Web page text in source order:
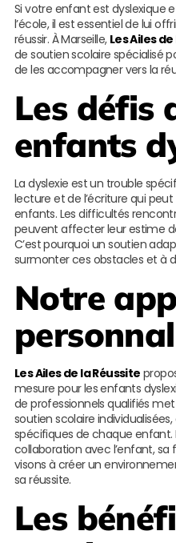
Si votre enfant est dyslexique
l’école, il est essentiel de lui
réussir. À Marseille, Les Ailes
de soutien scolaire spécialisé
de les accompagner vers la
Les défis
enfants
La dyslexie est un trouble
lecture et de l’écriture qui
enfants. Les difficultés
peuvent affecter leur estime
C’est pourquoi un soutien
surmonter ces obstacles et à
Notre
Les Ailes de la Réussite
mesure pour les enfants
de professionnels qualifiés
soutien scolaire
spécifiques de chaque enfant.
collaboration avec l’enfant, sa
visons à créer un
sa réussite.
Les